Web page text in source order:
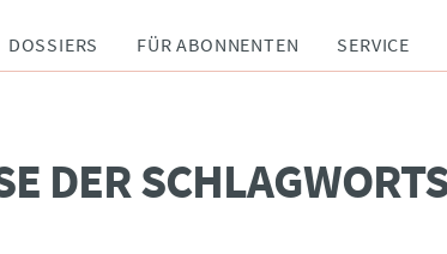
DOSSIERS FÜR ABONNENTEN SERVICE
DER